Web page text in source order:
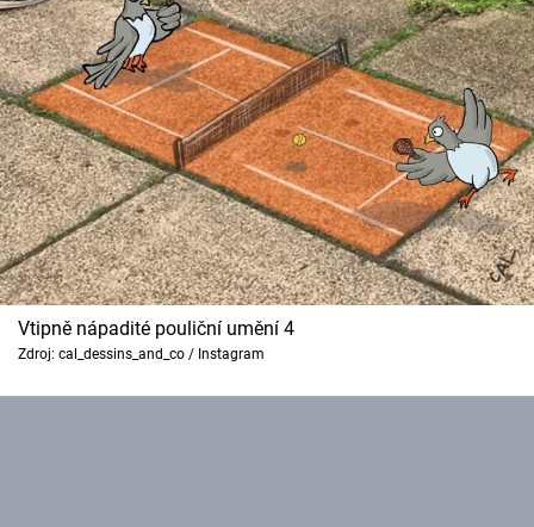
Vtipně nápadité pouliční umění 4
Zdroj: cal_dessins_and_co / Instagram